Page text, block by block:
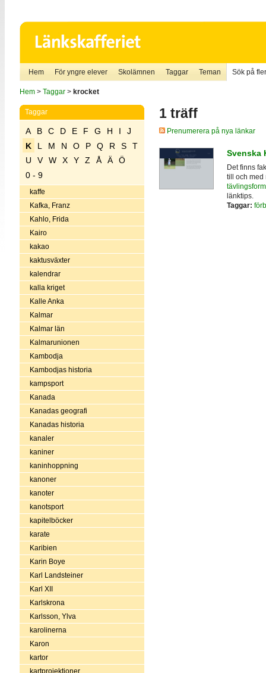
Hem För yngre elever Skolämnen Taggar Teman Sök på
Hem> Taggar> krocket
Taggar
A B C D E F G H I
J
K
L M N O P Q R S
T
U
V W X Y Z Å Ä
Ö
0 - 9
kaffe
Kafka, Franz
Kahlo, Frida
Kairo
kakao
kaktusväxter
kalendrar
kalla kriget
Kalle Anka
Kalmar
Kalmar län
Kalmarunionen
Kambodja
Kambodjas historia
kampsport
Kanada
Kanadas geografi
Kanadas historia
kanaler
kaniner
kaninhoppning
kanoner
kanoter
kanotsport
kapitelböcker
karate
Karibien
Karin Boye
Karl Landsteiner
Karl XII
Karlskrona
Karlsson, Ylva
karolinerna
Karon
kartor
kartprojektioner
1 träff
Prenumerera på nya länkar
Svenska
Det finns
till och med
länktips.
Taggar: